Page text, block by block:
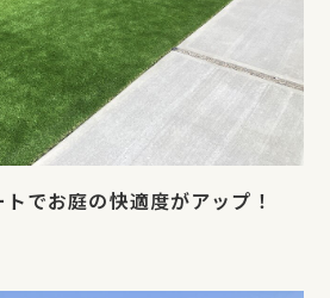
でお庭の快適度がアップ！